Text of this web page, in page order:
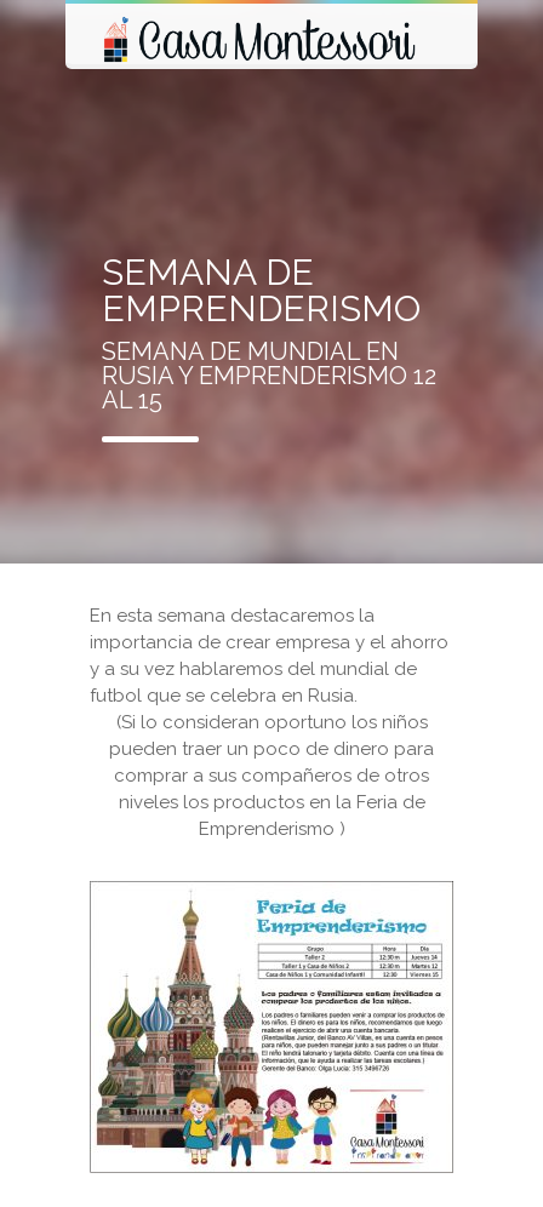
SEMANA DE
EMPRENDERISMO
SEMANA DE MUNDIAL EN
RUSIA Y EMPRENDERISMO 12
AL 15
En esta semana destacaremos la
importancia de crear empresa y el ahorro
y a su vez hablaremos del mundial de
futbol que se celebra en Rusia.
(Si lo consideran oportuno los niños
pueden traer un poco de dinero para
comprar a sus compañeros de otros
niveles los productos en la Feria de
Emprenderismo )